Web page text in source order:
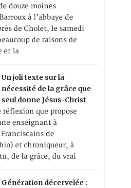
douze moines
à l’abbaye de
de Cholet, le samedi
de raisons de
et la
Un joli texte sur la
nécessité de la grâce que
seul donne Jésus-Christ
réflexion que propose
enseignant à
de
et chroniqueur, à
de la grâce, du vrai
Génération décervelée :